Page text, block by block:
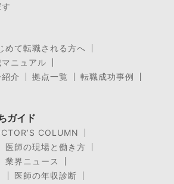
めて転職される方へ
ニュアル
介
拠点一覧
転職成功事例
ガイド
COLUMN
医師の現場と働き方
業界ニュース
医師の年収診断